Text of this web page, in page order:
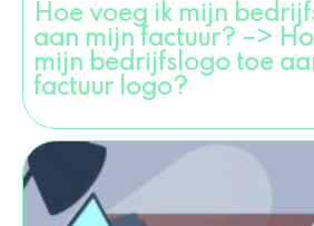
Hoe voeg ik mijn
aan mijn factuur? –>
mijn bedrijfslogo toe
factuur logo?